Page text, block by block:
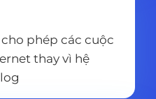
phép các cuộc
thay vì hệ